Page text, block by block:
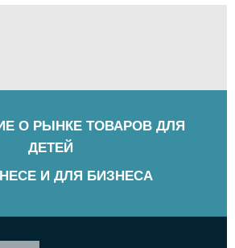
О РЫНКЕ ТОВАРОВ ДЛЯ
ДЕТЕЙ
И ДЛЯ БИЗНЕСА